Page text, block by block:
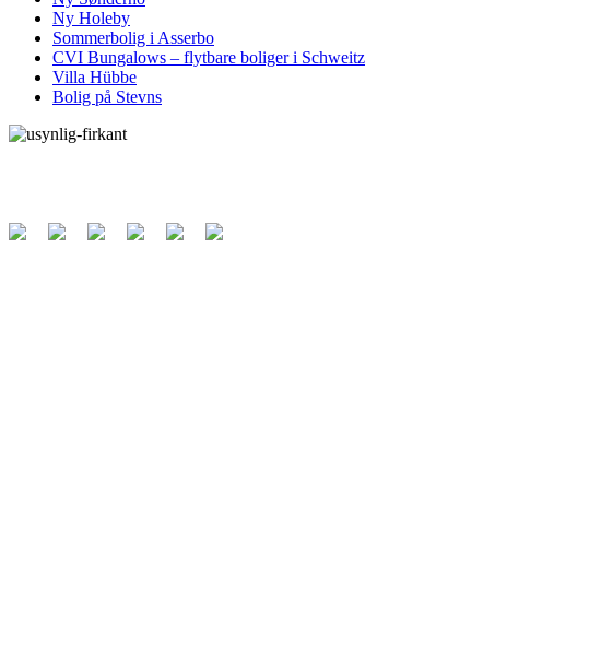
Ny Holeby
Sommerbolig i Asserbo
CVI Bungalows – flytbare boliger i Schweitz
Villa Hübbe
Bolig på Stevns